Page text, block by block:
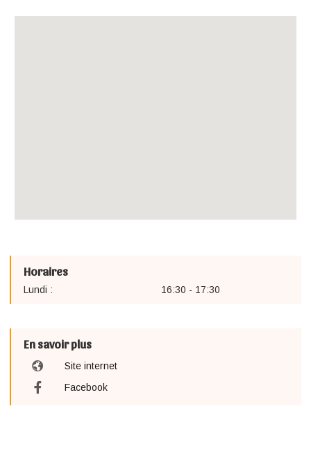
Horaires
Lundi : 16:30 - 17:30
En savoir plus
Site internet
Facebook